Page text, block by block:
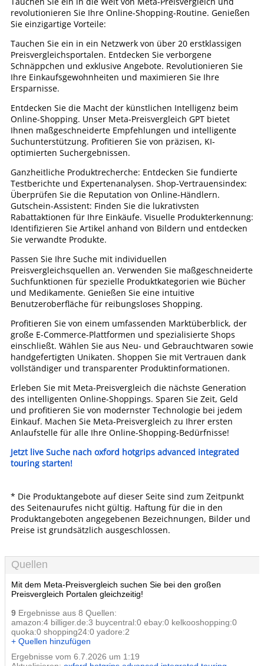
revolutionieren Sie Ihre Online-Shopping-Routine. Genießen
Sie einzigartige Vorteile:
Tauchen Sie ein in ein Netzwerk von über 20 erstklassigen
Preisvergleichsportalen. Entdecken Sie verborgene
Schnäppchen und exklusive Angebote. Revolutionieren Sie
Ihre Einkaufsgewohnheiten und maximieren Sie Ihre
Ersparnisse.
Entdecken Sie die Macht der künstlichen Intelligenz beim
Online-Shopping. Unser Meta-Preisvergleich GPT bietet
Ihnen maßgeschneiderte Empfehlungen und intelligente
Suchunterstützung. Profitieren Sie von präzisen, KI-
optimierten Suchergebnissen.
Ganzheitliche Produktrecherche: Entdecken Sie fundierte
Testberichte und Expertenanalysen. Shop-Vertrauensindex:
Überprüfen Sie die Reputation von Online-Händlern.
Gutschein-Assistent: Finden Sie die lukrativsten
Rabattaktionen für Ihre Einkäufe. Visuelle Produkterkennung:
Identifizieren Sie Artikel anhand von Bildern und entdecken
Sie verwandte Produkte.
Passen Sie Ihre Suche mit individuellen
Preisvergleichsquellen an. Verwenden Sie maßgeschneiderte
Suchfunktionen für spezielle Produktkategorien wie Bücher
und Medikamente. Genießen Sie eine intuitive
Benutzeroberfläche für reibungsloses Shopping.
Profitieren Sie von einem umfassenden Marktüberblick, der
große E-Commerce-Plattformen und spezialisierte Shops
einschließt. Wählen Sie aus Neu- und Gebrauchtwaren sowie
handgefertigten Unikaten. Shoppen Sie mit Vertrauen dank
vollständiger und transparenter Produktinformationen.
Erleben Sie mit Meta-Preisvergleich die nächste Generation
des intelligenten Online-Shoppings. Sparen Sie Zeit, Geld
und profitieren Sie von modernster Technologie bei jedem
Einkauf. Machen Sie Meta-Preisvergleich zu Ihrer ersten
Anlaufstelle für alle Ihre Online-Shopping-Bedürfnisse!
Jetzt live Suche nach oxford hotgrips advanced integrated
touring starten!
* Die Produktangebote auf dieser Seite sind zum Zeitpunkt
des Seitenaurufes nicht gültig. Haftung für die in den
Produktangeboten angegebenen Bezeichnungen, Bilder und
Preise ist grundsätzlich ausgeschlossen.
Quellen
Mit dem Meta-Preisvergleich suchen Sie bei den großen
Preisvergleich Portalen gleichzeitig!
9 Ergebnisse aus 8 Quellen:
amazon:4 billiger.de:3 buycentral:0 ebay:0 kelkooshopping:0
quoka:0 shopping24:0 yadore:2
+ Quellen hinzufügen
Ergebnisse vom 6.7.2026 um 1:19